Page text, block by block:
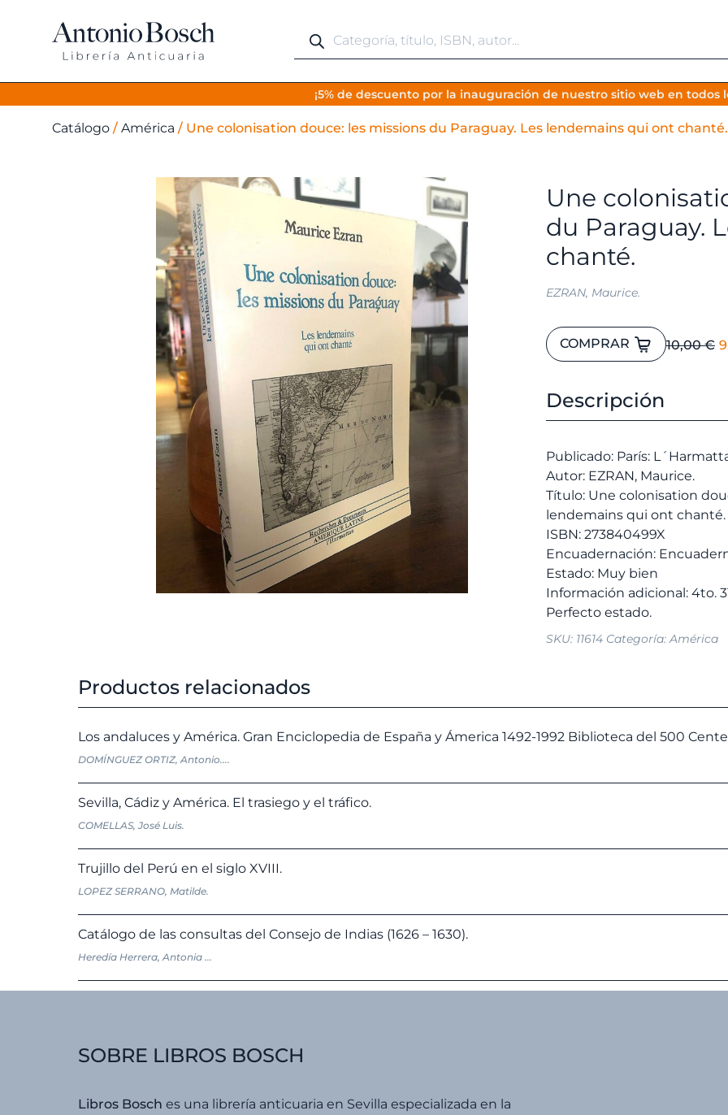
de
productos
¡5% de descuento por la inauguración de nuestro sitio web en todos
Catálogo / América / Une colonisation douce: les missions du Paraguay. Les lendemains qui ont chanté.
Une
du Paraguay.
chanté.
EZRAN, Maurice.
10,00€
Une
colonisation
les
Paraguay.
Les
lendemains
qui
ont
chanté.
cantidad
COMPRAR
Descripción
Publicado: París:
Autor: EZRAN, Maurice.
Título: Une colonisation
lendemains qui ont chanté.
ISBN: 273840499X
Encuadernación:
Estado: Muy bien
Información adicional: 4to.
SKU: 11614 Categoría:América
Productos relacionados
Los andaluces y América. Gran Enciclopedia de España y Ámerica 1492-1992 Biblioteca del 500
DOMÍNGUEZ ORTIZ, Antonio....
Sevilla, Cádiz y América. El trasiego y el tráfico.
COMELLAS, José Luis.
Trujillo del Perú en el siglo XVIII.
LOPEZ SERRANO, Matilde.
Catálogo de las consultas del Consejo de Indias (1626 – 1630).
Heredía Herrera, Antonia ...
SOBRE LIBROS BOSCH
Libros Bosch es una librería anticuaria en Sevilla especializada en la